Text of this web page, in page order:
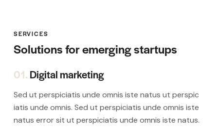
SERVICES
Solutions for emerging startups
01. Digital marketing
Sed ut perspiciatis unde omnis iste natus ut perspic
iatis unde omnis. Sed ut perspiciatis unde omnis iste
natus error sit ut perspiciatis unde omnis iste natus.